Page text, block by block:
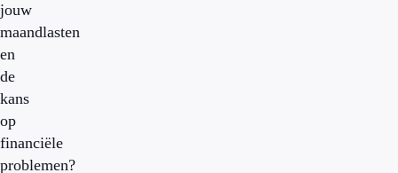
jouw
maandlasten
en
de
kans
op
financiële
problemen?